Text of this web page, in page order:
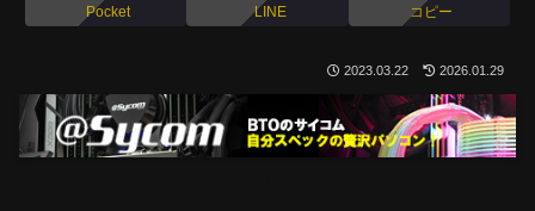
Pocket LINE コピー
2023.03.22 2026.01.29